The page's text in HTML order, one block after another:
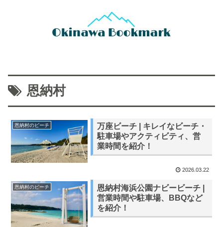
恩納村
恩納村のビーチ
万座ビーチ | キレイなビーチ・
駐車場やアクティビティ、営
業時間を紹介！
2026.03.22
恩納村のビーチ
恩納村海浜公園ナビービーチ |
営業時間や駐車場、BBQなど
を紹介！